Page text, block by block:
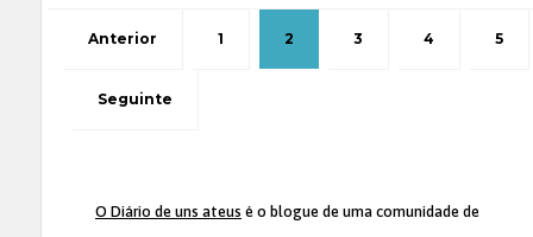
Anterior 1 2 3 4 5
Seguinte
O Diário de uns ateus é o blogue de uma comunidade de